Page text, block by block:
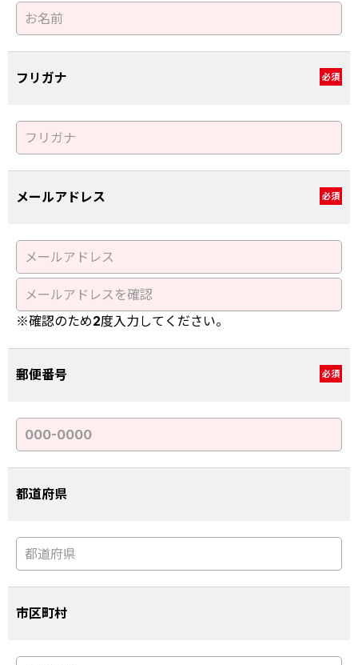
フリガナ 必須
メールアドレス 必須
※確認のため2度入力してください。
郵便番号 必須
都道府県
市区町村